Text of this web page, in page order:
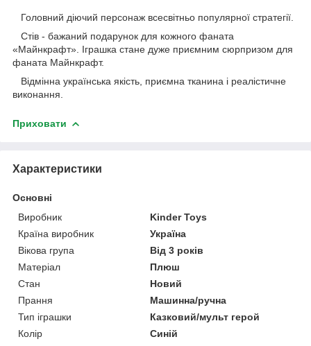
Головний діючий персонаж всесвітньо популярної стратегії.
Стів - бажаний подарунок для кожного фаната
«Майнкрафт». Іграшка стане дуже приємним сюрпризом для
фаната Майнкрафт.
Відмінна українська якість, приємна тканина і реалістичне
виконання.
Приховати
Характеристики
Основні
Виробник
Kinder Toys
Країна виробник
Україна
Вікова група
Від 3 років
Матеріал
Плюш
Стан
Новий
Прання
Машинна/ручна
Тип іграшки
Казковий/мульт герой
Колір
Синій